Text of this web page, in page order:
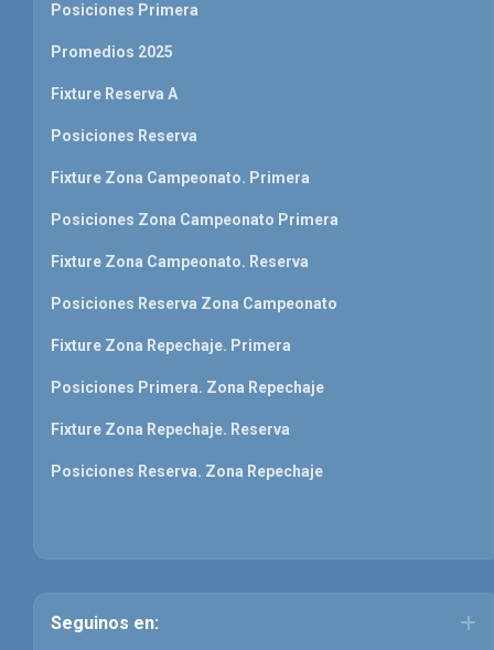
Posiciones Primera
Promedios 2025
Fixture Reserva A
Posiciones Reserva
Fixture Zona Campeonato. Primera
Posiciones Zona Campeonato Primera
Fixture Zona Campeonato. Reserva
Posiciones Reserva Zona Campeonato
Fixture Zona Repechaje. Primera
Posiciones Primera. Zona Repechaje
Fixture Zona Repechaje. Reserva
Posiciones Reserva. Zona Repechaje
Seguinos en: